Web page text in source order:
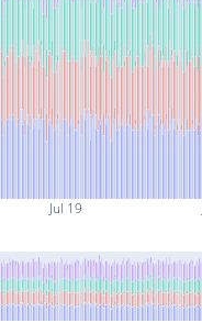
Jul 19